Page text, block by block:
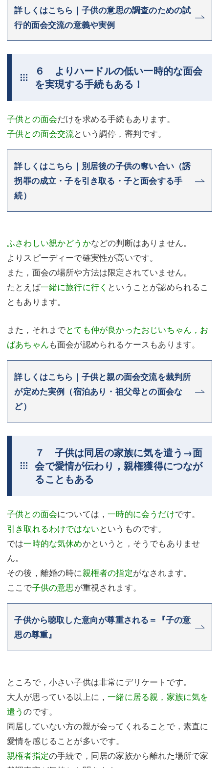
詳しくはこちら｜子供の意思の調査のための試
行的面会交流の意義や実例
６ よりハードルの低い一時的な面会
を実現する手続もある！
子供との面会だけを求める手続もあります。
子供との面会交流という調停，審判です。
詳しくはこちら｜別居後の子供の奪い合い（誘
拐罪の成立・子を引き取る・子と面会する手
続）
ふさわしい親かどうかなどの判断はありません。
よりスピーディーで確実性が高いです。
また，面会の場所や方法は限定されていません。
たとえば一緒に旅行に行く ということが認められるこ
ともあります。
また，それまでとても仲が良かったおじいちゃん，お
ばあちゃんも面会が認められるケースもあります。
詳しくはこちら｜子供と親の面会交流を裁判所
が定めた実例（宿泊あり・祖父母との面会な
ど）
７ 子供は同居の家族に気を遣う→面
会で愛情が伝わり，親権獲得につなが
ることもある
子供との面会については，一時的に会うだけです。
引き取れるわけではないというものです。
では一時的な気休めかというと，そうでもありませ
ん。
その後，離婚の時に親権者の指定がなされます。
ここで子供の意思が重視されます。
子供から聴取した意向が尊重される＝『子の意
思の尊重』
ところで，小さい子供は非常にデリケートです。
大人が思っている以上に，一緒に居る親，家族に気を
遣うのです。
同居していない方の親が会ってくれることで，素直に
愛情を感じることが多いです。
親権者指定の手続で，同居の家族から離れた場所で家